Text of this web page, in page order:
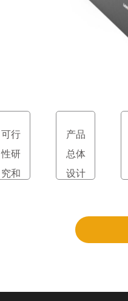
可行
性研
究和
产品
总体
设计